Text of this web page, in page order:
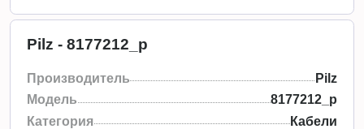
Pilz - 8177212_p
Производитель
Pilz
Модель
8177212_p
Категория
Кабели